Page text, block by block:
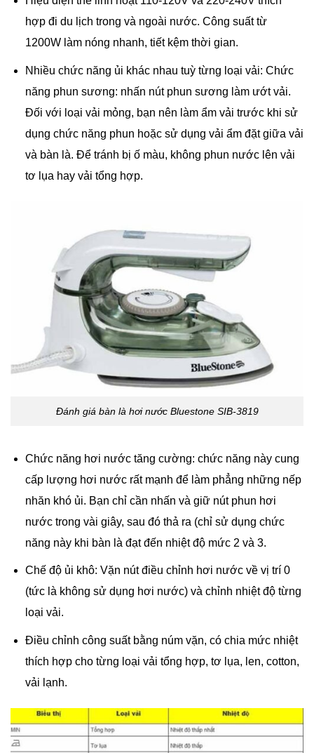
hợp đi du lịch trong và ngoài nước. Công suất từ
1200W làm nóng nhanh, tiết kệm thời gian.
Nhiều chức năng ủi khác nhau tuỳ từng loại vải: Chức
năng phun sương: nhấn nút phun sương làm ướt vải.
Đối với loại vải mỏng, bạn nên làm ẩm vải trước khi sử
dụng chức năng phun hoặc sử dụng vải ẩm đặt giữa vải
và bàn là. Để tránh bị ố màu, không phun nước lên vải
tơ lụa hay vải tổng hợp.
Đánh giá bàn là hơi nước Bluestone SIB-3819
Chức năng hơi nước tăng cường: chức năng này cung
cấp lượng hơi nước rất mạnh để làm phẳng những nếp
nhăn khó ủi. Bạn chỉ cần nhấn và giữ nút phun hơi
nước trong vài giây, sau đó thả ra (chỉ sử dụng chức
năng này khi bàn là đạt đến nhiệt độ mức 2 và 3.
Chế độ ủi khô: Vặn nút điều chỉnh hơi nước về vị trí 0
(tức là không sử dụng hơi nước) và chỉnh nhiệt độ từng
loại vải.
Điều chỉnh công suất bằng núm vặn, có chia mức nhiệt
thích hợp cho từng loại vải tổng hợp, tơ lụa, len, cotton,
vải lạnh.